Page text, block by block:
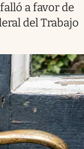
a favor de
del Trabajo